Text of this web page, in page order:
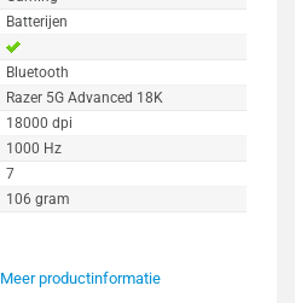
Batterijen
Bluetooth
Razer 5G Advanced 18K
18000 dpi
1000 Hz
7
106 gram
Meer productinformatie